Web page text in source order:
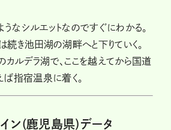
なシルエットなのですぐにわかる。
続き池田湖の湖畔へと下りていく。
ルデラ湖で、ここを越えてから国道
指宿温泉に着く。
ン(鹿児島県)データ